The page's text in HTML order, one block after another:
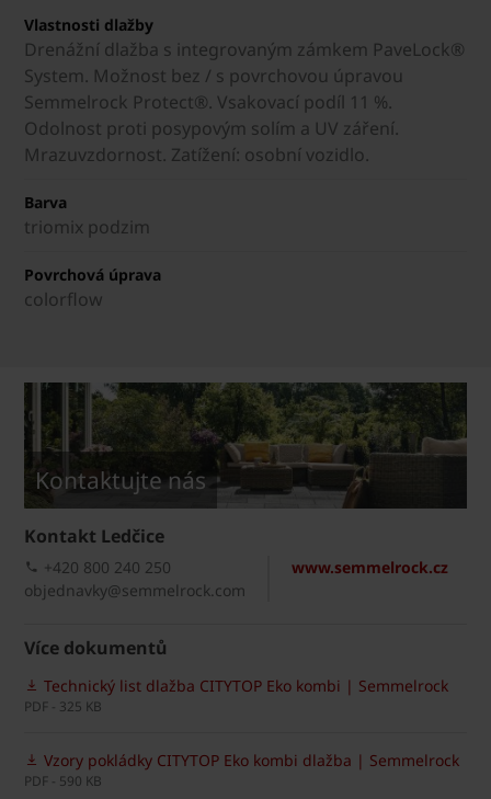
Vlastnosti dlažby
Drenážní dlažba s integrovaným zámkem PaveLock®
System. Možnost bez / s povrchovou úpravou
Semmelrock Protect®. Vsakovací podíl 11 %.
Odolnost proti posypovým solím a UV záření.
Mrazuvzdornost. Zatížení: osobní vozidlo.
Barva
triomix podzim
Povrchová úprava
colorflow
Kontaktujte nás
Kontakt Ledčice
www.semmelrock.cz
+420 800 240 250
objednavky@semmelrock.com
Více dokumentů
Technický list dlažba CITYTOP Eko kombi | Semmelrock
PDF - 325 KB
Vzory pokládky CITYTOP Eko kombi dlažba | Semmelrock
PDF - 590 KB